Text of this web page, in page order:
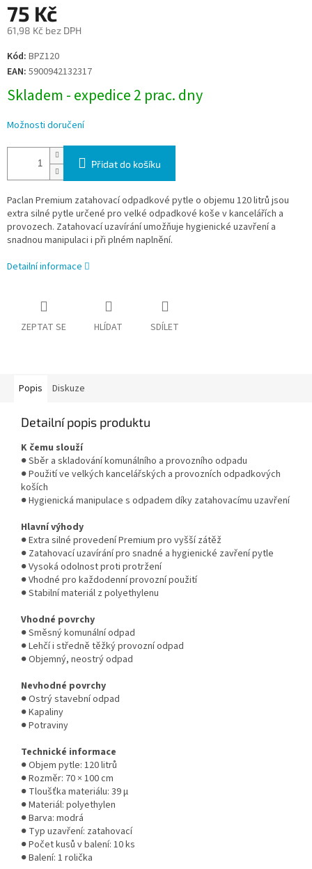
75 Kč
61,98 Kč bez DPH
Měrná
cena:
Kód: BPZ120
EAN: 5900942132317
Skladem - expedice 2 prac. dny
Možnosti doručení
Přidat do košíku
Paclan Premium zatahovací odpadkové pytle o objemu 120 litrů jsou
extra silné pytle určené pro velké odpadkové koše v kancelářích a
provozech. Zatahovací uzavírání umožňuje hygienické uzavření a
snadnou manipulaci i při plném naplnění.
Detailní informace
ZEPTAT SE HLÍDAT SDÍLET
Popis Diskuze
Detailní popis produktu
K čemu slouží
● Sběr a skladování komunálního a provozního odpadu
● Použití ve velkých kancelářských a provozních odpadkových
koších
● Hygienická manipulace s odpadem díky zatahovacímu uzavření
Hlavní výhody
● Extra silné provedení Premium pro vyšší zátěž
● Zatahovací uzavírání pro snadné a hygienické zavření pytle
● Vysoká odolnost proti protržení
● Vhodné pro každodenní provozní použití
● Stabilní materiál z polyethylenu
Vhodné povrchy
● Směsný komunální odpad
● Lehčí i středně těžký provozní odpad
● Objemný, neostrý odpad
Nevhodné povrchy
● Ostrý stavební odpad
● Kapaliny
● Potraviny
Technické informace
● Objem pytle: 120 litrů
● Rozměr: 70 × 100 cm
● Tloušťka materiálu: 39 µ
● Materiál: polyethylen
● Barva: modrá
● Typ uzavření: zatahovací
● Počet kusů v balení: 10 ks
● Balení: 1 rolička